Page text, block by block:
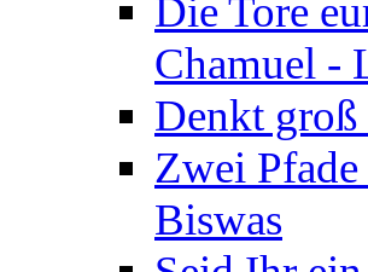
Die Tore
Chamuel -
Denkt groß
Zwei
Biswas